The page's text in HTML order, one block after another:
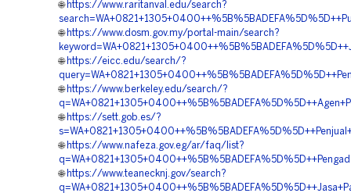
🌐 https://www.raritanval.edu/search?
🌐 https://www.dosm.gov.my/portal-main/search?
🌐 https://eicc.edu/search/?
🌐 https://www.berkeley.edu/search/?
🌐 https://sett.gob.es/?
🌐 https://www.nafeza.gov.eg/ar/faq/list?
🌐 https://www.teanecknj.gov/search?